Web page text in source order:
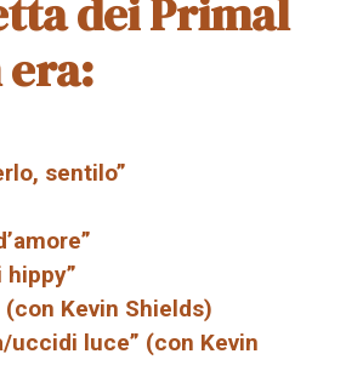
dei Primal
era:
sentilo”
(con Kevin Shields)
uccidi luce” (con Kevin